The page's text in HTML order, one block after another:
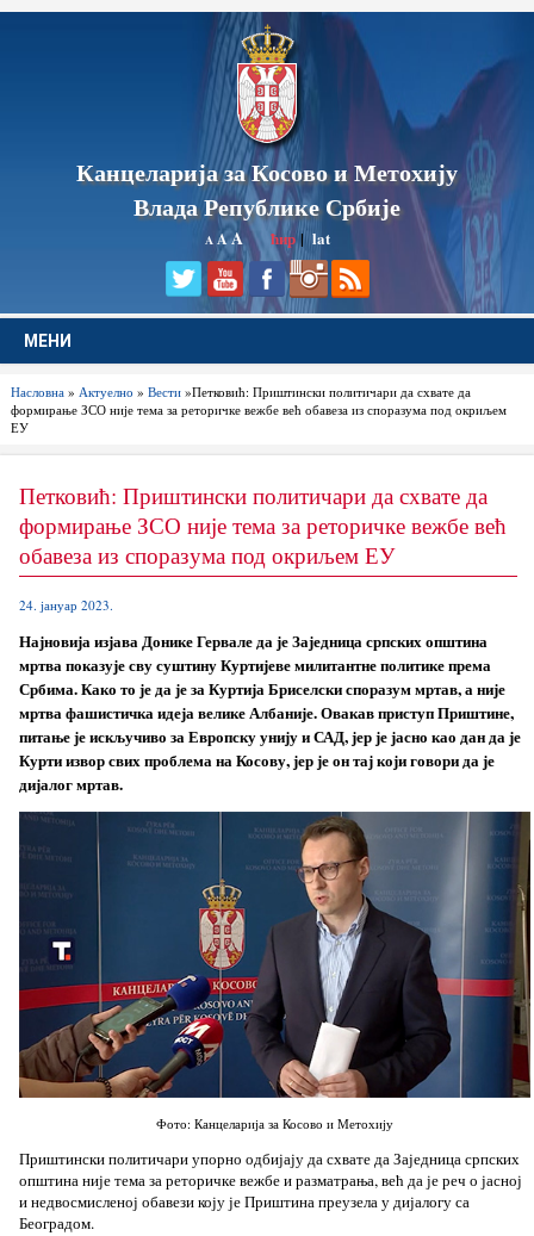
Канцеларија за Косово и Метохију
Влада Републике Србије
A AA ћир|lat
МЕНИ
Насловна» Актуелно » Вести»Петковић: Приштински политичари да схвате да
формирање ЗСО није тема за реторичке вежбе већ обавеза из споразума под окриљем
ЕУ
Петковић: Приштински политичари да схвате да
формирање ЗСО није тема за реторичке вежбе већ
обавеза из споразума под окриљем ЕУ
24. јануар 2023.
Најновија изјава Донике Гервале да је Заједница српских општина
мртва показује сву суштину Куртијеве милитантне политике према
Србима. Како то је да је за Куртија Бриселски споразум мртав, а није
мртва фашистичка идеја велике Албаније. Овакав приступ Приштине,
питање је искључиво за Европску унију и САД, јер је јасно као дан да је
Курти извор свих проблема на Косову, јер је он тај који говори да је
дијалог мртав.
Фото: Канцеларија за Косово и Метохију
Приштински политичари упорно одбијају да схвате да Заједница српских
општина није тема за реторичке вежбе и разматрања, већ да је реч о јасној
и недвосмисленој обавези коју је Приштина преузела у дијалогу са
Београдом.